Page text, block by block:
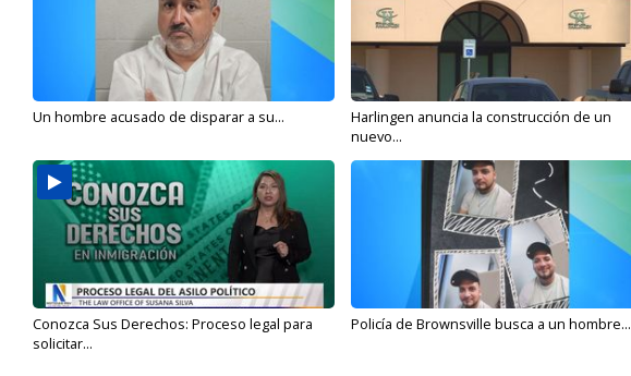
Un hombre acusado de disparar a su...
Harlingen anuncia la construcción de un
nuevo...
Conozca Sus Derechos: Proceso legal para
solicitar...
Policía de Brownsville busca a un hombre...